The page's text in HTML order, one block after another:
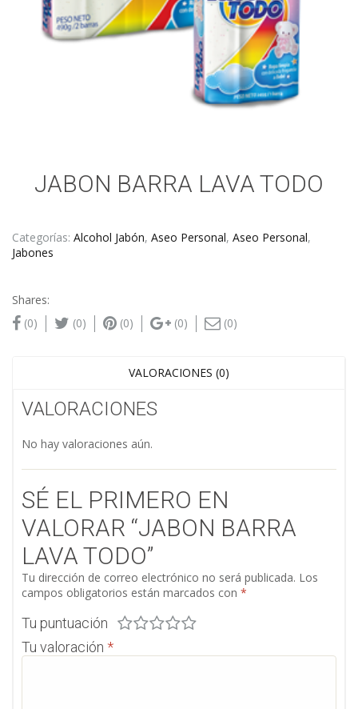
JABON BARRA LAVA TODO
Categorías: Alcohol Jabón, Aseo Personal, Aseo Personal,
Jabones
Shares:
(0)
(0) (0) (0) (0)
VALORACIONES (0)
VALORACIONES
No hay valoraciones aún.
SÉ EL PRIMERO EN
VALORAR “JABON BARRA
LAVA TODO”
Tu dirección de correo electrónico no será publicada. Los
campos obligatorios están marcados con *
Tu puntuación
Tu valoración *